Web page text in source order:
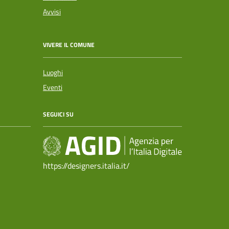
Avvisi
VIVERE IL COMUNE
Luoghi
Eventi
SEGUICI SU
https://designers.italia.it/